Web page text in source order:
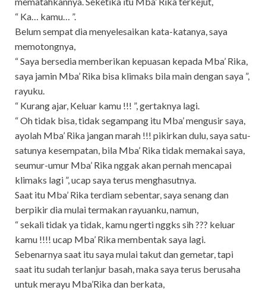
“ Ka… kamu… ”.
Belum sempat dia menyelesaikan kata-katanya, saya
memotongnya,
“ Saya bersedia memberikan kepuasan kepada Mba’ Rika,
saya jamin Mba’ Rika bisa klimaks bila main dengan saya ”,
rayuku.
“ Kurang ajar, Keluar kamu !!! ”, gertaknya lagi.
“ Oh tidak bisa, tidak segampang itu Mba’ mengusir saya,
ayolah Mba’ Rika jangan marah !!! pikirkan dulu, saya satu-
satunya kesempatan, bila Mba’ Rika tidak memakai saya,
seumur-umur Mba’ Rika nggak akan pernah mencapai
klimaks lagi ”, ucap saya terus menghasutnya.
Saat itu Mba’ Rika terdiam sebentar, saya senang dan
berpikir dia mulai termakan rayuanku, namun,
“ sekali tidak ya tidak, kamu ngerti nggks sih ??? keluar
kamu !!!! ucap Mba’ Rika membentak saya lagi.
Sebenarnya saat itu saya mulai takut dan gemetar, tapi
saat itu sudah terlanjur basah, maka saya terus berusaha
untuk merayu Mba’Rika dan berkata,